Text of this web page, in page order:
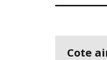
Cote